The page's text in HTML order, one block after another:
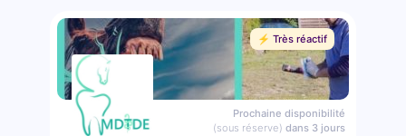
⚡️ Très réactif
Prochaine disponibilité
(sous réserve) dans 3 jours